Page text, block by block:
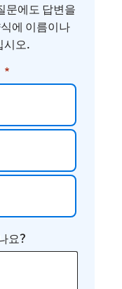
문에도 답변을
에 이름이나
시오.
요?